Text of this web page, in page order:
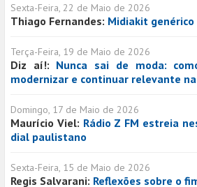
Sexta-Feira, 22 de Maio de 2026
Thiago Fernandes: Midiakit
Terça-Feira, 19 de Maio de 2026
Diz aí!: Nunca sai de moda:
modernizar e continuar relevante
Domingo, 17 de Maio de 2026
Maurício Viel: Rádio Z FM estreia
dial paulistano
Sexta-Feira, 15 de Maio de 2026
Regis Salvarani: Reflexões sobre o